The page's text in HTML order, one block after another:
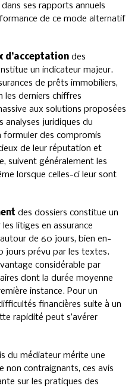
dans ses rapports annuels
de ce mode alternatif
d’acceptation des
un indicateur majeur.
de prêts immobiliers,
les derniers chiffres
aux solutions proposées
analyses juridiques du
formuler des compromis
de leur réputation et
suivent généralement les
lorsque celles-ci leur sont
des dossiers constitue un
litiges en assurance
de 60 jours, bien en-
jours prévu par les textes.
considérable par
dont la durée moyenne
instance. Pour un
financières suite à un
rapidité peut s’avérer
du médiateur mérite une
non contraignants, ces avis
sur les pratiques des